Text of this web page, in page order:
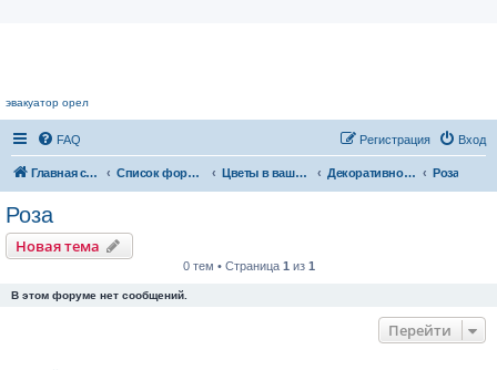
эвакуатор орел
FAQ Вход
Регистрация
Главная страница Список форумов Цветы в вашем доме Декоративноцветущие растения Роза
Роза
Новая тема
0 тем • Страница 1 из 1
В этом форуме нет сообщений.
Перейти